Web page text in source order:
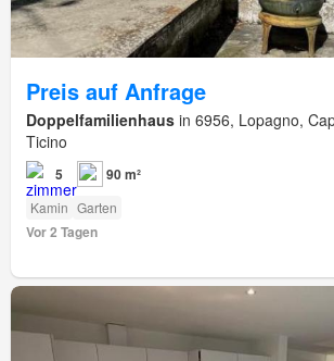
Preis auf Anfrage
Doppelfamilienhaus in 6956, Lopagno,
Ticino
5 90 m²
Kamin Garten
Vor 2 Tagen